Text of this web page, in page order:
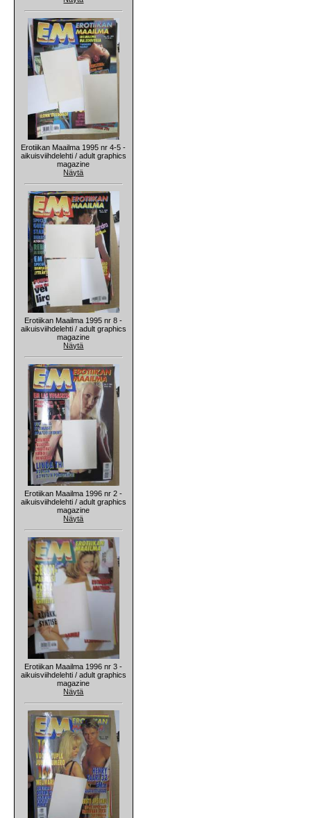
Erotiikan Maailma 1995 nr 4-5 -
aikuisviihdelehti / adult graphics
magazine
Näytä
Erotiikan Maailma 1995 nr 8 -
aikuisviihdelehti / adult graphics
magazine
Näytä
Erotiikan Maailma 1996 nr 2 -
aikuisviihdelehti / adult graphics
magazine
Näytä
Erotiikan Maailma 1996 nr 3 -
aikuisviihdelehti / adult graphics
magazine
Näytä